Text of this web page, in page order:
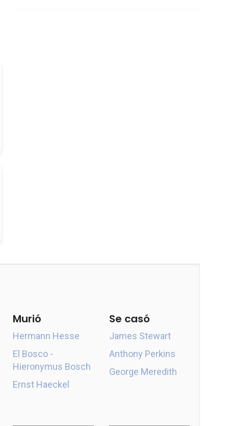
Murió
Hermann Hesse
El Bosco -
Hieronymus Bosch
Ernst Haeckel
Se casó
James Stewart
Anthony Perkins
George Meredith